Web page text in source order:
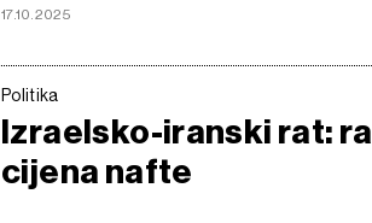
17.10.2025
Politika
Izraelsko-iranski rat:
cijena nafte